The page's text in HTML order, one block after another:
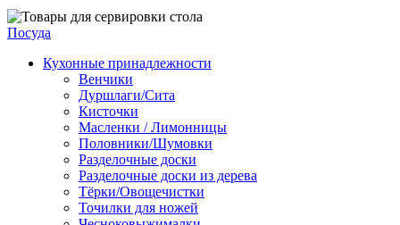
Посуда
Кухонные принадлежности
Венчики
Дуршлаги/Сита
Кисточки
Масленки / Лимонницы
Половники/Шумовки
Разделочные доски
Разделочные доски из дерева
Тёрки/Овощечистки
Точилки для ножей